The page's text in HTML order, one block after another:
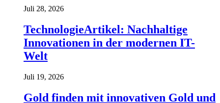
Juli 28, 2026
TechnologieArtikel: Nachhaltige
Innovationen in der modernen IT-
Welt
Juli 19, 2026
Gold finden mit innovativen Gold und